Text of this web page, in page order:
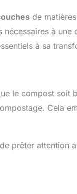
de
à
à sa
le compost soit
Cela
prêter attention